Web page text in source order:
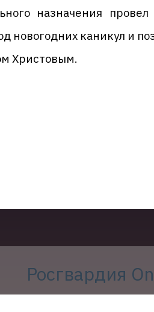
назначения
новогодних каникул и
Христовым.
Росгвардия